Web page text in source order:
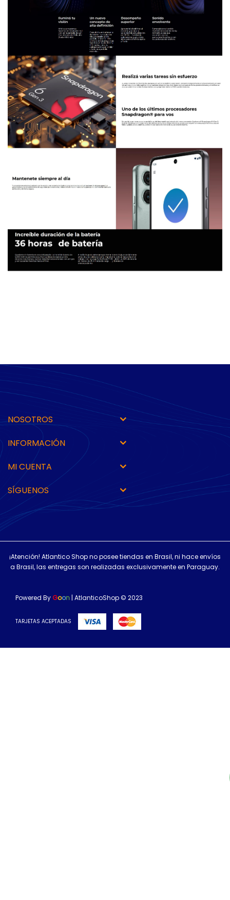
NOSOTROS
INFORMACIÓN
MI CUENTA
SÍGUENOS
¡Atención! Atlantico Shop no posee tiendas en Brasil, ni hace envíos
a Brasil, las entregas son realizadas exclusivamente en Paraguay.
Powered By Goon | AtlanticoShop © 2023
TARJETAS ACEPTADAS